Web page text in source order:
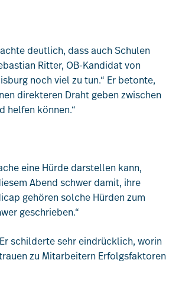
News &
Verband
deutlich, dass auch Schulen
Ritter, OB-Kandidat von
noch viel zu tun.“ Er betonte,
direkteren Draht geben zwischen
helfen können.“
eine Hürde darstellen kann,
Abend schwer damit, ihre
gehören solche Hürden zum
geschrieben.“
schilderte sehr eindrücklich, worin
zu Mitarbeitern Erfolgsfaktoren